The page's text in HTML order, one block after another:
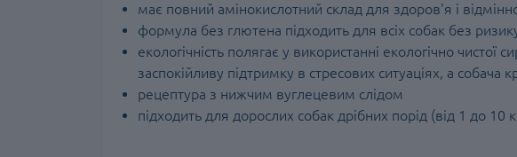
має повний амінокислотний склад для здоров'я і
формула без глютена підходить для всіх собак без
екологічність полягає у використанні екологічно
заспокійливу підтримку в стресових ситуаціях, а собача
рецептура з нижчим вуглецевим слідом
підходить для дорослих собак дрібних порід (від 1 до 10